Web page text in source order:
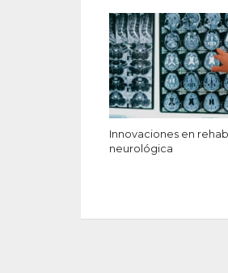
Innovaciones en
neurológica